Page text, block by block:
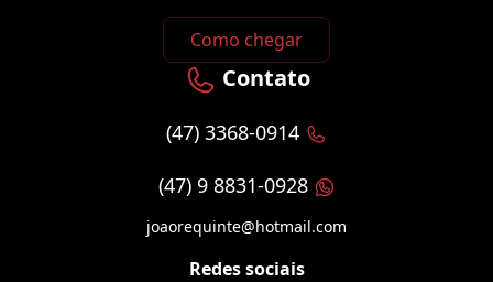
Como chegar
Contato
(47) 3368-0914
(47) 9 8831-0928
joaorequinte@hotmail.com
Redes sociais